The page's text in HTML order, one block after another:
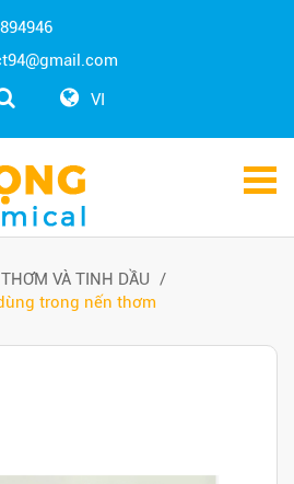
VI
VÀ TINH DẦU
trong nến thơm